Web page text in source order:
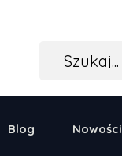
Blog Nowości